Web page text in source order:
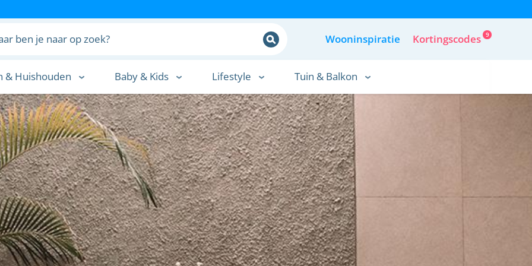
Wooninspiratie Kortingscodes 9
& Huishouden Baby & Kids Lifestyle Tuin & Balkon